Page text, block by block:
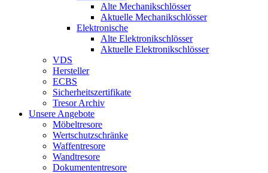
Alte Mechanikschlösser
Aktuelle Mechanikschlösser
Elektronische
Alte Elektronikschlösser
Aktuelle Elektronikschlösser
VDS
Hersteller
ECBS
Sicherheitszertifikate
Tresor Archiv
Unsere Angebote
Möbeltresore
Wertschutzschränke
Waffentresore
Wandtresore
Dokumententresore